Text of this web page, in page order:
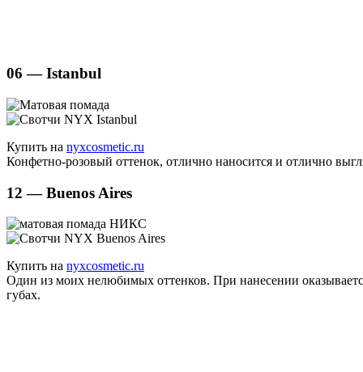
06 — Istanbul
Купить на nyxcosmetic.ru
Конфетно-розовый оттенок, отлично наносится и отлично
12 — Buenos Aires
Купить на nyxcosmetic.ru
Один из моих нелюбимых оттенков. При нанесении
губах.